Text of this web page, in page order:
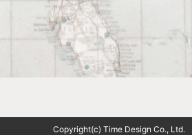
Copyright(c) Time Design Co., Ltd.